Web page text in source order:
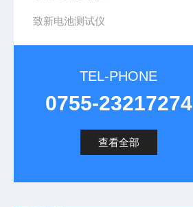
致新电池测试仪
TEL-PHONE
0755-23217274
查看全部